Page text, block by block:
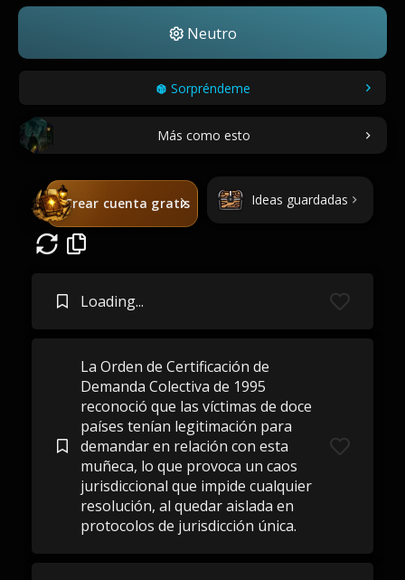
Neutro
Sorpréndeme
Más como esto
Crear cuenta gratis Ideas guardadas
Loading...
La Orden de Certificación de
Demanda Colectiva de 1995
reconoció que las víctimas de doce
países tenían legitimación para
demandar en relación con esta
muñeca, lo que provoca un caos
jurisdiccional que impide cualquier
resolución, al quedar aislada en
protocolos de jurisdicción única.